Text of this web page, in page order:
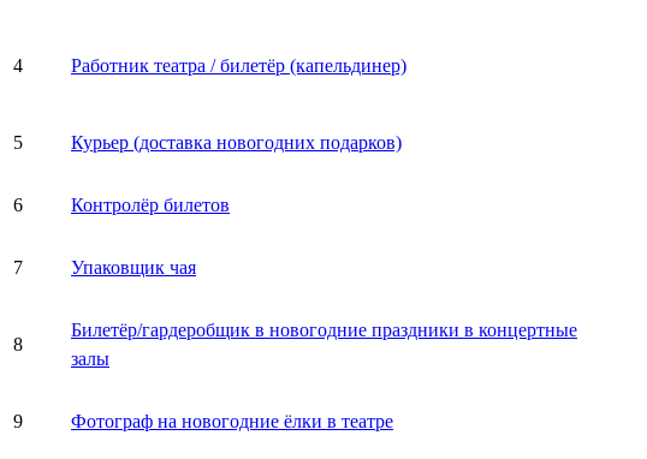
4 Работник театра / билетёр (капельдинер)
5 Курьер (доставка новогодних подарков)
6 Контролёр билетов
7 Упаковщик чая
8
Билетёр/гардеробщик в новогодние праздники в концертные
залы
9 Фотограф на новогодние ёлки в театре